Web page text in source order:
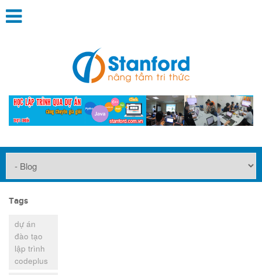
Tags
dự án
đào tạo
lập trình
codeplus